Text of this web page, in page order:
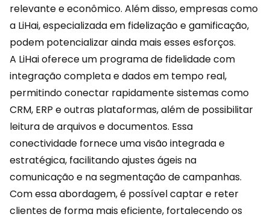
relevante e econômico. Além disso, empresas como
a LiHai, especializada em fidelização e gamificação,
podem potencializar ainda mais esses esforços.
A LiHaioferece um programa de fidelidade com
integração completa e dados em tempo real,
permitindo conectar rapidamente sistemas como
CRM, ERP e outras plataformas, além de possibilitar
leitura de arquivos e documentos. Essa
conectividade fornece uma visão integrada e
estratégica, facilitando ajustes ágeis na
comunicação e na segmentação de campanhas.
Com essa abordagem, é possível captar e reter
clientes de forma mais eficiente, fortalecendo os